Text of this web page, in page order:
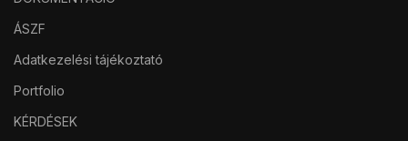
ÁSZF
Adatkezelési tájékoztató
Portfolio
KÉRDÉSEK